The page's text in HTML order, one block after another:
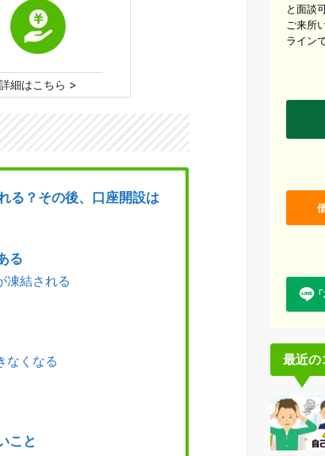
詳細はこちら >
る？その後、口座開設は
る
凍結される
なくなる
こと
と面談
ご来所
ライン
最近の